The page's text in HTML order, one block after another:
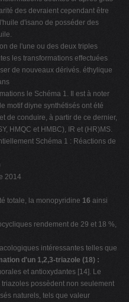
des devraient cependant être
d'isano de posséder des
de l'une ou des deux triples
les transformations effectuées
de nouveaux dérivés. éthylique
le Schéma 1. Il est à noter
motif diyne synthétisés ont été
de conduire, à partir de ce dernier,
HMQC et HMBC), IR et (HR)MS.
Schéma 1 : Réactions de
2014
totale, la monopyridine 16 ainsi
rendement de 29 et 18 %,
intéressantes telles que
d'un 1,2,3-triazole (18) :
et antioxydantes [14]. Le
possèdent non seulement
naturels, tels que valeur